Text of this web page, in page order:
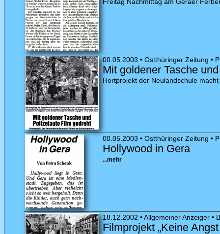
00.05.2003 • Ostthüringer Zeitung •
Mit goldener Tasche
Hortprojekt der Neulandschule
00.05.2003 • Ostthüringer Zeitung •
Hollywood in Gera
...mehr
18.12.2002 • Allgemeiner Anzeiger •
Filmprojekt „Keine